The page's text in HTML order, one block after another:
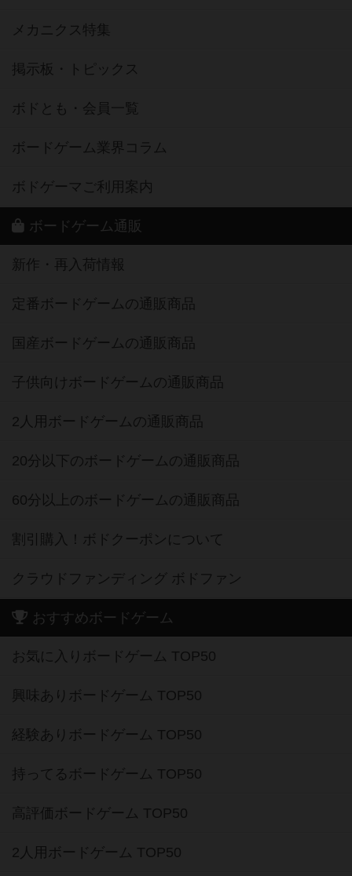
メカニクス特集
掲示板・トピックス
ボドとも・会員一覧
ボードゲーム業界コラム
ボドゲーマご利用案内
ボードゲーム通販
新作・再入荷情報
定番ボードゲームの通販商品
国産ボードゲームの通販商品
子供向けボードゲームの通販商品
2人用ボードゲームの通販商品
20分以下のボードゲームの通販商品
60分以上のボードゲームの通販商品
割引購入！ボドクーポンについて
クラウドファンディング ボドファン
おすすめボードゲーム
お気に入りボードゲーム TOP50
興味ありボードゲーム TOP50
経験ありボードゲーム TOP50
持ってるボードゲーム TOP50
高評価ボードゲーム TOP50
2人用ボードゲーム TOP50